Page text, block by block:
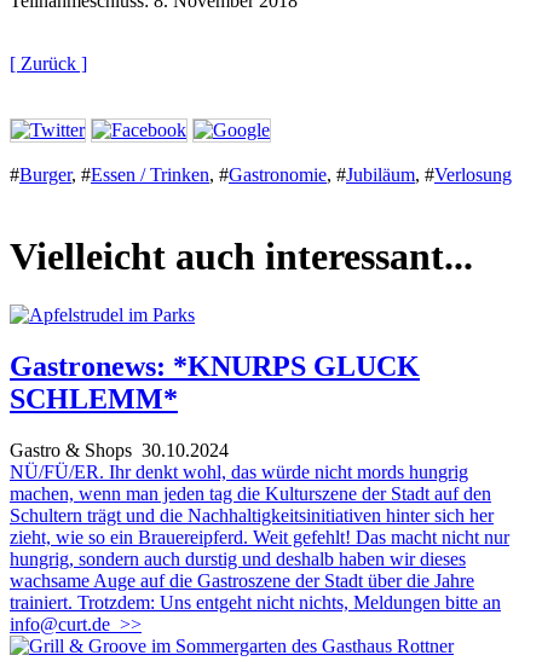
[ Zurück ]
#Burger, #Essen / Trinken, #Gastronomie, #Jubiläum, #Verlosung
Vielleicht auch interessant...
Gastronews: *KNURPS GLUCK
SCHLEMM*
Gastro & Shops 30.10.2024
NÜ/FÜ/ER. Ihr denkt wohl, das würde nicht mords hungrig
machen, wenn man jeden tag die Kulturszene der Stadt auf den
Schultern trägt und die Nachhaltigkeitsinitiativen hinter sich her
zieht, wie so ein Brauereipferd. Weit gefehlt! Das macht nicht nur
hungrig, sondern auch durstig und deshalb haben wir dieses
wachsame Auge auf die Gastroszene der Stadt über die Jahre
trainiert. Trotzdem: Uns entgeht nicht nichts, Meldungen bitte an
info@curt.de >>